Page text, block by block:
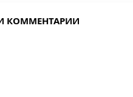
КОММЕНТАРИИ